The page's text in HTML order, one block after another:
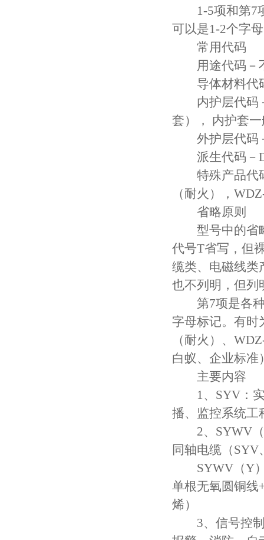
1-5项和第7项
可以是1-2个字
常用代码
用途代码－不
导体材料代码
内护层代码－
套）， 内护套
外护层代码－
派生代码－D-
特殊产品代码
（耐火），
省略原则
型号中的省略
代号T省写，但
缆类、电磁线类
也不列明，但列
第7项是各种
字母标记。有时
（耐火）、
白蚁、企业标准
主要内容
1、SYV：实
播、监控系统工
2、SYWV（Y
同轴电缆（
SYWV（Y）
单根无氧圆铜线
烯）
3、信号控制